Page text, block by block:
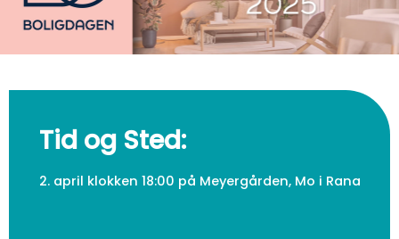
Tid og Sted:
2. april klokken 18:00 på Meyergården, Mo i Rana